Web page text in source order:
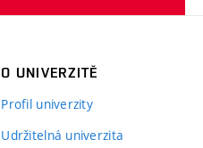
O UNIVERZITĚ
Profil univerzity
Udržitelná univerzita